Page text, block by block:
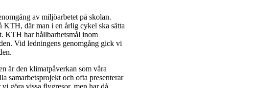
av miljöarbetet på skolan.
KTH, där man i en årlig cykel ska sätta
KTH har hållbarhetsmål inom
Vid ledningens genomgång gick vi
är den klimatpåverkan som våra
samarbetsprojekt och ofta presenterar
göra vissa flygresor, men har då